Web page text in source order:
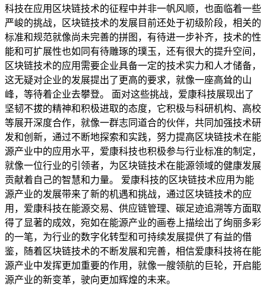
科技在应用区块链技术的征程中并非一帆风顺，也面临着一些
严峻的挑战，区块链技术的发展目前还处于初级阶段，相关的
标准和规范就像尚未完善的拼图，有待进一步补齐，技术的性
能和可扩展性也如同有待雕琢的璞玉，还有很大的提升空间，
区块链技术的应用需要企业具备一定的技术实力和人才储备，
这无疑对企业的发展提出了更高的要求，就像一座高耸的山
峰，等待着企业去攀登。 面对这些挑战，爱康科技展现出了
坚韧不拔的精神和积极进取的态度，它积极与科研机构、高校
等展开深度合作，就像一群志同道合的伙伴，共同加强技术研
发和创新，通过不断地探索和实践，努力提高区块链技术在能
源产业中的应用水平，爱康科技也积极参与行业标准的制定，
就像一位行业的引领者，为区块链技术在能源领域的健康发展
贡献着自己的智慧和力量。 爱康科技的区块链技术应用为能
源产业的发展带来了新的机遇和挑战，通过区块链技术的应
用，爱康科技在能源交易、供应链管理、碳足迹追溯等方面取
得了显著的成效，宛如在能源产业的画卷上描绘出了绚丽多彩
的一笔，为行业的数字化转型和可持续发展提供了有益的借
鉴，随着区块链技术的不断发展和完善，相信爱康科技将在能
源产业中发挥更加重要的作用，就像一艘领航的巨轮，开启能
源产业的新变革，驶向更加辉煌的未来。